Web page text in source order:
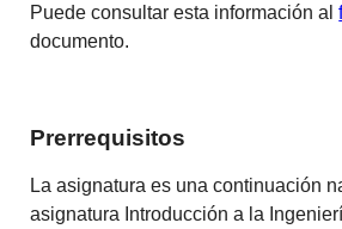
Puede consultar esta información al
documento.
Prerrequisitos
La asignatura es una continuación
asignatura Introducción a la